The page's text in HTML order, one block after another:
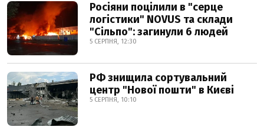
Росіяни поцілили в "серце
логістики" NOVUS та склади
"Сільпо": загинули 6 людей
5 СЕРПНЯ, 12:30
РФ знищила сортувальний
центр "Нової пошти" в Києві
5 СЕРПНЯ, 10:10